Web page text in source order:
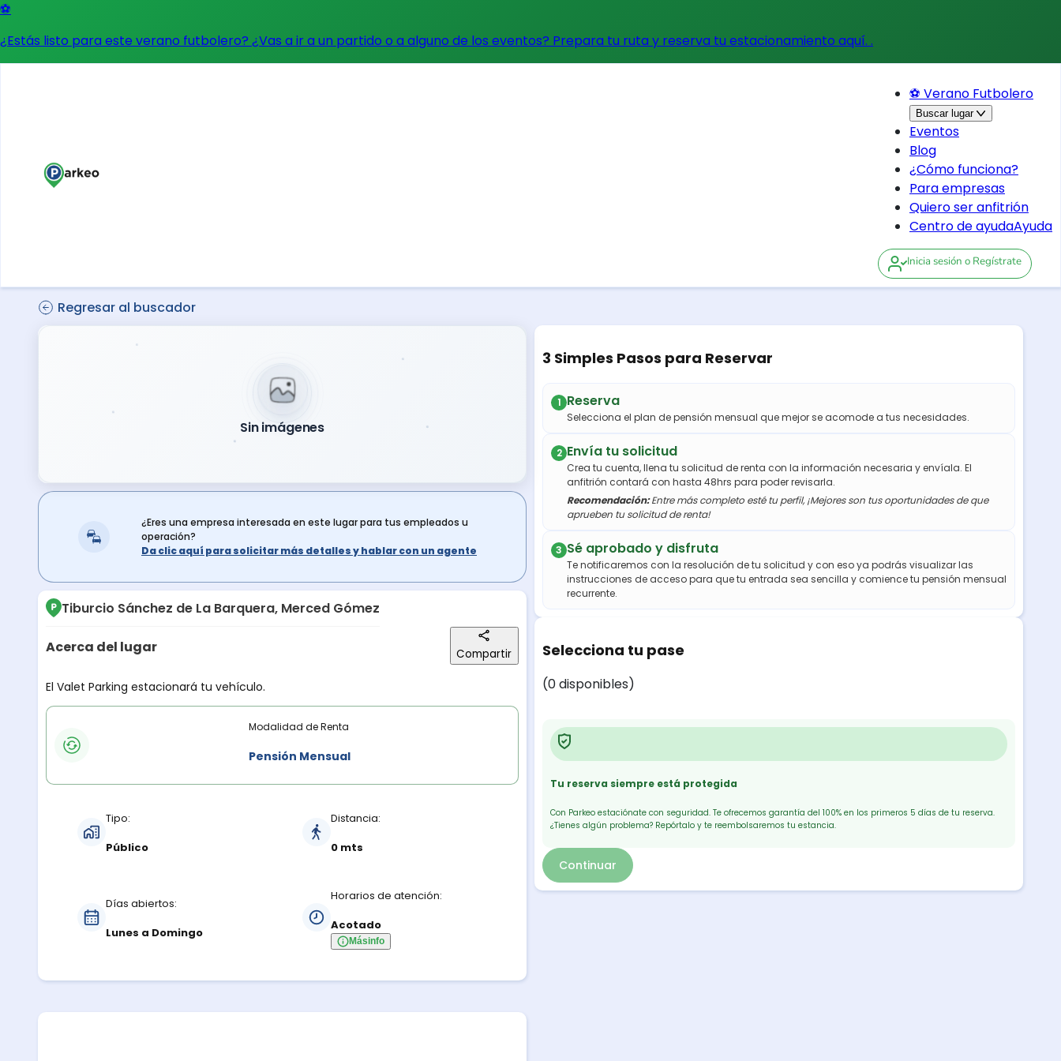
⚽
¿Estás listo para este verano futbolero? ¿Vas a ir a un partido o a alguno de los eventos? Prepara tu ruta y reserva tu estacionamiento aquí. .
⚽ Verano Futbolero
Buscar lugar
Eventos
Blog
¿Cómo funciona?
Para empresas
Quiero ser anfitrión
Centro de ayudaAyuda
Inicia sesión o Regístrate
Regresar al buscador
Sin imágenes
¿Eres una empresa interesada en este lugar para tus empleados u
operación?
Da clic aquí para solicitar más detalles y hablar con un agente
Tiburcio Sánchez de La Barquera, Merced Gómez
Acerca del lugar Compartir
Descripción del lugar
El Valet Parking estacionará tu vehículo.
Modalidades de renta
Modalidad de Renta
Pensión Mensual
Tipo:
Público
Distancia:
0 mts
Días abiertos:
Lunes a Domingo
Horarios de atención:
Acotado
Másinfo
3 Simples Pasos para Reservar
1 Reserva
Selecciona el plan de pensión mensual que mejor se acomode a tus necesidades.
2 Envía tu solicitud
Crea tu cuenta, llena tu solicitud de renta con la información necesaria y envíala. El
anfitrión contará con hasta 48hrs para poder revisarla.
Recomendación:Entre más completo esté tu perfil, ¡Mejores son tus oportunidades de que
aprueben tu solicitud de renta!
3 Sé aprobado y disfruta
Te notificaremos con la resolución de tu solicitud y con eso ya podrás visualizar las
instrucciones de acceso para que tu entrada sea sencilla y comience tu pensión mensual
recurrente.
Selecciona tu pase
(0 disponibles)
Tu reserva siempre está protegida
Con Parkeo estaciónate con seguridad. Te ofrecemos garantía del 100% en los primeros 5 días de tu reserva.
¿Tienes algún problema? Repórtalo y te reembolsaremos tu estancia.
Continuar